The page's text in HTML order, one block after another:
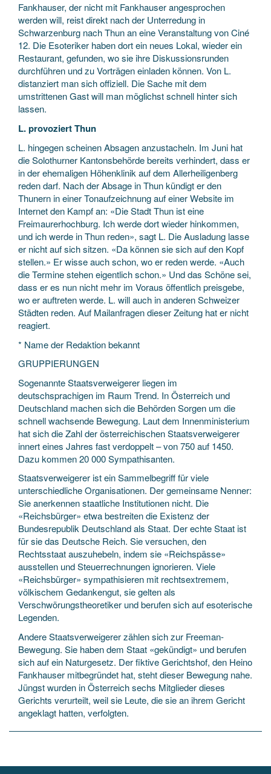
Fankhauser, der nicht mit Fankhauser angesprochen
werden will, reist direkt nach der Unterredung in
Schwarzenburg nach Thun an eine Veranstaltung von Ciné
12. Die Esoteriker haben dort ein neues Lokal, wieder ein
Restaurant, gefunden, wo sie ihre Diskussionsrunden
durchführen und zu Vorträgen einladen können. Von L.
distanziert man sich offiziell. Die Sache mit dem
umstrittenen Gast will man möglichst schnell hinter sich
lassen.
L. provoziert Thun
L. hingegen scheinen Absagen anzustacheln. Im Juni hat
die Solothurner Kantonsbehörde bereits verhindert, dass er
in der ehemaligen Höhenklinik auf dem Allerheiligenberg
reden darf. Nach der Absage in Thun kündigt er den
Thunern in einer Tonaufzeichnung auf einer Website im
Internet den Kampf an: «Die Stadt Thun ist eine
Freimaurerhochburg. Ich werde dort wieder hinkommen,
und ich werde in Thun reden», sagt L. Die Ausladung lasse
er nicht auf sich sitzen. «Da können sie sich auf den Kopf
stellen.» Er wisse auch schon, wo er reden werde. «Auch
die Termine stehen eigentlich schon.» Und das Schöne sei,
dass er es nun nicht mehr im Voraus öffentlich preisgebe,
wo er auftreten werde. L. will auch in anderen Schweizer
Städten reden. Auf Mailanfragen dieser Zeitung hat er nicht
reagiert.
* Name der Redaktion bekannt
GRUPPIERUNGEN
Sogenannte Staatsverweigerer liegen im
deutschsprachigen im Raum Trend. In Österreich und
Deutschland machen sich die Behörden Sorgen um die
schnell wachsende Bewegung. Laut dem Innenministerium
hat sich die Zahl der österreichischen Staatsverweigerer
innert eines Jahres fast verdoppelt – von 750 auf 1450.
Dazu kommen 20 000 Sympathisanten.
Staatsverweigerer ist ein Sammelbegriff für viele
unterschiedliche Organisationen. Der gemeinsame Nenner:
Sie anerkennen staatliche Institutionen nicht. Die
«Reichsbürger» etwa bestreiten die Existenz der
Bundesrepublik Deutschland als Staat. Der echte Staat ist
für sie das Deutsche Reich. Sie versuchen, den
Rechtsstaat auszuhebeln, indem sie «Reichspässe»
ausstellen und Steuerrechnungen ignorieren. Viele
«Reichsbürger» sympathisieren mit rechtsextremem,
völkischem Gedankengut, sie gelten als
Verschwörungstheoretiker und berufen sich auf esoterische
Legenden.
Andere Staatsverweigerer zählen sich zur Freeman-
Bewegung. Sie haben dem Staat «gekündigt» und berufen
sich auf ein Naturgesetz. Der fiktive Gerichtshof, den Heino
Fankhauser mitbegründet hat, steht dieser Bewegung nahe.
Jüngst wurden in Österreich sechs Mitglieder dieses
Gerichts verurteilt, weil sie Leute, die sie an ihrem Gericht
angeklagt hatten, verfolgten.